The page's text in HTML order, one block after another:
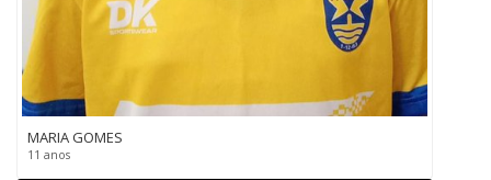
MARIA GOMES
11 anos